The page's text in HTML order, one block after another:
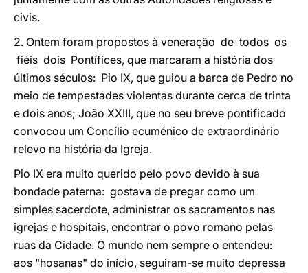
civis.
2. Ontem foram propostos à veneração de todos os
fiéis dois Pontífices, que marcaram a história dos
últimos séculos: Pio IX, que guiou a barca de Pedro no
meio de tempestades violentas durante cerca de trinta
e dois anos; João XXIII, que no seu breve pontificado
convocou um Concílio ecuménico de extraordinário
relevo na história da Igreja.
Pio IX era muito querido pelo povo devido à sua
bondade paterna: gostava de pregar como um
simples sacerdote, administrar os sacramentos nas
igrejas e hospitais, encontrar o povo romano pelas
ruas da Cidade. O mundo nem sempre o entendeu:
aos "hosanas" do início, seguiram-se muito depressa